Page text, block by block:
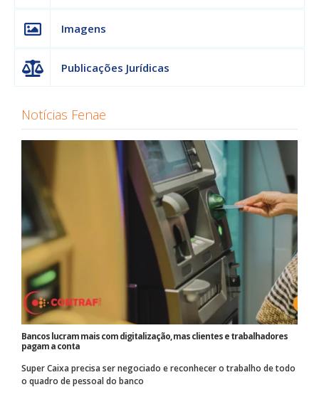
Imagens
Publicações Jurídicas
Notícias Fenae
Bancos lucram mais com digitalização, mas clientes e trabalhadores
pagam a conta
Super Caixa precisa ser negociado e reconhecer o trabalho de todo
o quadro de pessoal do banco